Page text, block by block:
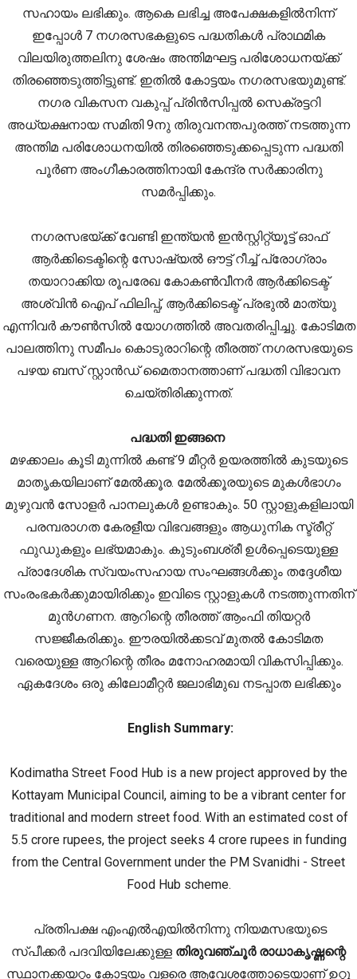
സഹായം ലഭിക്കും. ആകെ ലഭിച്ച അപേക്ഷകളിൽനിന്ന്
ഇപ്പോൾ 7 നഗരസഭകളുടെ പദ്ധതികൾ പ്രാഥമിക
വിലയിരുത്തലിനു ശേഷം അന്തിമഘ‌ട്ട പരിശോധനയ്ക്ക്
തിരഞ്ഞെടുത്തിട്ടുണ്ട്. ഇതിൽ കോട്ടയം നഗരസഭയുമുണ്ട്.
നഗര വികസന വകുപ്പ് പ്രിൻസിപ്പൽ സെക്രട്ടറി
അധ്യക്ഷനായ സമിതി 9നു തിരുവനന്തപുരത്ത് നടത്തുന്ന
അന്തിമ പരിശോധനയിൽ തിരഞ്ഞെടുക്കപ്പെടുന്ന പദ്ധതി
പൂർണ അംഗീകാരത്തിനായി കേന്ദ്ര സർക്കാരിനു
സമർപ്പിക്കും.
നഗരസഭയ്ക്ക് വേണ്ടി ഇന്ത്യൻ ഇൻസ്റ്റിറ്റ്യൂട്ട് ഓഫ്
ആർക്കിടെക്ടിന്റെ സോഷ്യൽ ഔട്ട് റീച്ച് പ്രോഗ്രാം
തയാറാക്കിയ രൂപരേഖ കോകൺവീനർ ആർക്കിടെക്ട്
അശ്വിൻ ഐപ് ഫിലിപ്പ്, ആർക്കിടെക്ട് പ്രഭുൽ മാത്യു
എന്നിവർ കൗൺസിൽ യോഗത്തിൽ അവതരിപ്പിച്ചു. കോടിമത
പാലത്തിനു സമീപം കൊടുരാറിന്റെ തീരത്ത് നഗരസഭയുടെ
പഴയ ബസ് സ്റ്റാൻഡ് മൈതാനത്താണ് പദ്ധതി വിഭാവന
ചെയ്തിരിക്കുന്നത്.
പദ്ധതി ഇങ്ങനെ
മഴക്കാലം കൂടി മുന്നിൽ കണ്ട് 9 മീറ്റർ ഉയരത്തിൽ കുടയുടെ
മാതൃകയിലാണ് മേൽക്കൂര. മേൽക്കൂരയുടെ മുകൾഭാഗം
മുഴുവൻ സോളർ പാനലുകൾ ഉണ്ടാകും. 50 സ്റ്റാളുകളിലായി
പരമ്പരാഗത കേരളീയ വിഭവങ്ങളും ആധുനിക സ്ട്രീറ്റ്
ഫുഡുകളും ലഭ്യമാകും. കുടുംബശ്രീ ഉൾപ്പെടെയുള്ള
പ്രാദേശിക സ്വയംസഹായ സംഘങ്ങൾക്കും തദ്ദേശീയ
സംരംഭകർക്കുമായിരിക്കും ഇവിടെ സ്റ്റാളുകൾ നടത്തുന്നതിന്
മുൻഗണന. ആറിന്റെ തീരത്ത് ആംഫി തിയറ്റർ
സജ്ജീകരിക്കും. ഈരയിൽക്കടവ് മുതൽ കോടിമത
വരെയുള്ള ആറിന്റെ തീരം മനോഹരമായി വികസിപ്പിക്കും.
ഏകദേശം ഒരു കിലോമീറ്റർ ജലാഭിമുഖ നടപ്പാത ലഭിക്കും
English Summary:
Kodimatha Street Food Hub is a new project approved by the
Kottayam Municipal Council, aiming to be a vibrant center for
traditional and modern street food. With an estimated cost of
5.5 crore rupees, the project seeks 4 crore rupees in funding
from the Central Government under the PM Svanidhi - Street
Food Hub scheme.
പ്രതിപക്ഷ എംഎൽഎയിൽനിന്നു നിയമസഭയുടെ
സ്പീക്കർ പദവിയിലേക്കുള്ള തിരുവഞ്ചൂർ രാധാകൃഷ്ണന്റെ
സ്ഥാനക്കയറ്റം കോട്ടയം വളരെ ആവേശത്തോടെയാണ് ഉറ്റു